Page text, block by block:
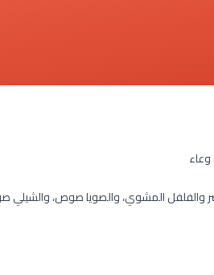
والفلفل المشوي، والصويا صوص،